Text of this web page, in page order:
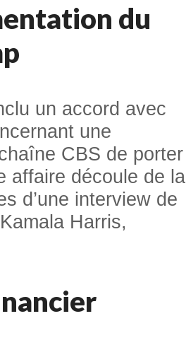
du
un accord avec
une
CBS de porter
affaire découle de la
d’une interview de
Harris,